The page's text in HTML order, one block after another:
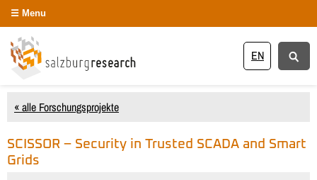
EN
Menu
« alle Forschungsprojekte
SCISSOR – Security in Trusted SCADA and Smart
Grids